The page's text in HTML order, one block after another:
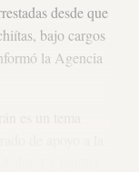
desde que
bajo cargos
la Agencia